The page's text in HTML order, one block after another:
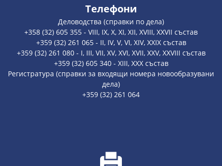
Телефони
Деловодства (справки по дела)
+358 (32) 605 355 - VIII, IX, X, XI, XII, XVIII, XXVII състав
+359 (32) 261 065 - II, IV, V, VI, XIV, XXIX състав
+359 (32) 261 080 - I, III, VII, XV, XVI, XVII, XXV, XXVIII състав
+359 (32) 605 340 - XIII, XXX състав
Регистратура (справки за входящи номера новообразувани
дела)
+359 (32) 261 064